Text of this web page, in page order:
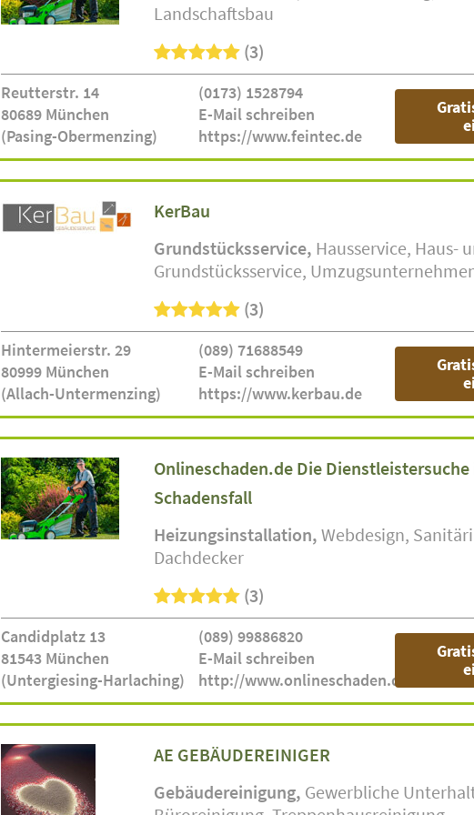
Landschaftsbau
(3)
Reutterstr. 14
80689 München
(Pasing-Obermenzing)
(0173) 1528794
E-Mail schreiben
https://www.feintec.de
KerBau
Grundstücksservice Hausservice Haus-
Grundstücksservice
(3)
Hintermeierstr. 29
80999 München
(Allach-Untermenzing)
(089) 71688549
E-Mail schreiben
https://www.kerbau.de
Onlineschaden.de Die Dienstleistersuche
Schadensfall
Heizungsinstallation Webdesign
Dachdecker
(3)
Candidplatz 13
81543 München
(Untergiesing-Harlaching)
(089) 99886820
E-Mail schreiben
http://www.onlineschaden.de
AE GEBÄUDEREINIGER
Gebäudereinigung Gewerbliche